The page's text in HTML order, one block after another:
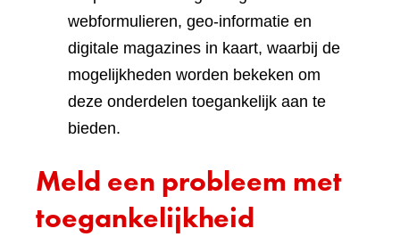
webformulieren, geo-informatie en
digitale magazines in kaart, waarbij de
mogelijkheden worden bekeken om
deze onderdelen toegankelijk aan te
bieden.
Meld een probleem met
toegankelijkheid